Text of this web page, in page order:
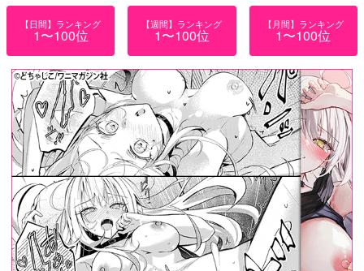
【日間】ランキング
1〜100位
【週間】ランキング
1〜100位
【月間】ランキング
1〜100位